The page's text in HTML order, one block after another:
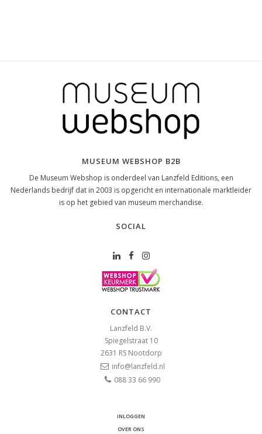
MUSEUM WEBSHOP B2B
De Museum Webshop is onderdeel van Lanzfeld Editions, een
Nederlands bedrijf dat in 2003 is opgericht en internationale marktleider
is op het gebied van museum merchandise.
SOCIAL
CONTACT
Lanzfeld B.V.
Spiegelstraat 10
2631 RS Nootdorp
info@lanzfeld.nl
088 33 66 990
INLOGGEN
OVER ONS